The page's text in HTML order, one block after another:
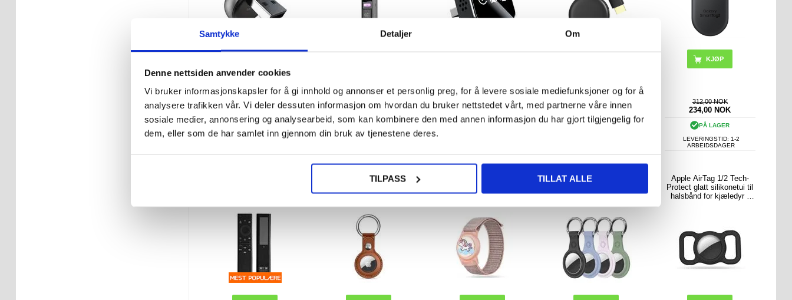
Samtykke Detaljer Om
Denne nettsiden anvender cookies
Vi bruker informasjonskapsler for å gi innhold og annonser et personlig preg, for å levere sosiale mediefunksjoner og for å
analysere trafikken vår. Vi deler dessuten informasjon om hvordan du bruker nettstedet vårt, med partnerne våre innen
sosiale medier, annonsering og analysearbeid, som kan kombinere den med annen informasjon du har gjort tilgjengelig for
dem, eller som de har samlet inn gjennom din bruk av tjenestene deres.
TILPASS TILLAT ALLE
312,00 NOK
PÅ LAGER
LEVERINGSTID: 1-2
296,00 NOK
LEVERINGSTID: 1-2
374,00 NOK
249,00 NOK
202,00 NOK
PÅ LAGER
KJØP
312,00 NOK
234,00 NOK
PÅ LAGER
LEVERINGSTID: 1-2
ARBEIDSDAGER
Apple AirTag 1/2 Tech-
nøkkelring
barn
Dux Ducis Apple AirTag
Nøkkelring - 4 Stk.
Apple AirTag 1/2 Tech-
Protect glatt silikonetui til
halsbånd for kjæledyr -